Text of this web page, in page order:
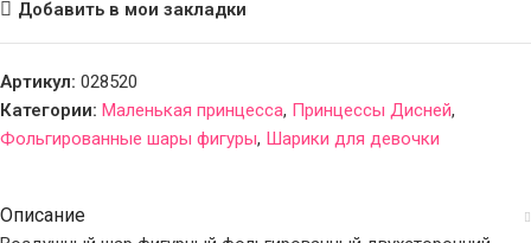
Добавить в мои закладки
Артикул: 028520
Категории: Маленькая принцесса, Принцессы Дисней,
Фольгированные шары фигуры, Шарики для девочки
Описание